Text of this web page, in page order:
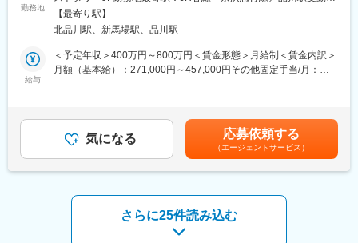
■当ポジションの魅力：
PayPayやLINEヤフーとの連携により、大規模かつ多様なデータ
を活用した分析に携わることができます。
分析が事業KPIに与えるインパクトを実感できます。
・スピード感のある実行環境：
課題抽出からモデリング、業務適用、効果検証までを一貫して担
うことができます。分析結果が実際の業務や施策に反映されやす
・多様なキャリアパス：
マネジメントとして組織をリードするキャリアに加え、専門性を
高めるスペシャリストとしての成長も可能です。
WEBプロジェクトマネージャーをご担当いただきます。
＜具体的な仕事内容＞
・クライアントとの折衝
・企画提案、コンセプト策定、要件定義、制作までのプロジェク
・タスク、リソース、スケジュール、品質などのプロジェクト全
体計画・管理
・チームビルディング、チームメンバーの管理
※上記、業務内容などご確認いただき、候補者様のご希望やスキル
等の適性に応じて強みが発揮されるよりよいポジションにて選考
させていただきまるのでご安心くださいませ。
勤務地
煙対策：屋内全面禁煙変更の範囲：会社の定める事業所（リモー
トワーク含む）
【最寄り駅】
北品川駅、新馬場駅、品川駅
給与
＜予定年収＞400万円～800万円＜賃金形態＞月給制＜賃金内訳＞
月額（基本給）：271,000円～457,000円その他固定手当/月：
業手当＞有＜給与補足＞・ご経験に応じて最終的な年収を決定い
たします。・その他固定手当詳細：リモート手当（一律3,000円）
賃金はあくまでも目安の金額であり、選考を通じて上下する可能
性があります。月給(月額)は固定手当を含めた表記です。
気になる 応募依頼する
（エージェントサービス）
さらに25件読み込む